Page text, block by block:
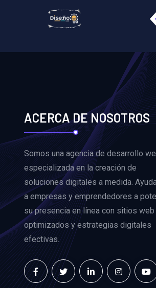
ACERCA DE NOSOTROS
Somos una agencia de desarrollo
especializada en la creación de
soluciones digitales a medida.
a empresas y emprendedores a
su presencia en línea con sitios web
optimizados y estrategias digitales
efectivas.